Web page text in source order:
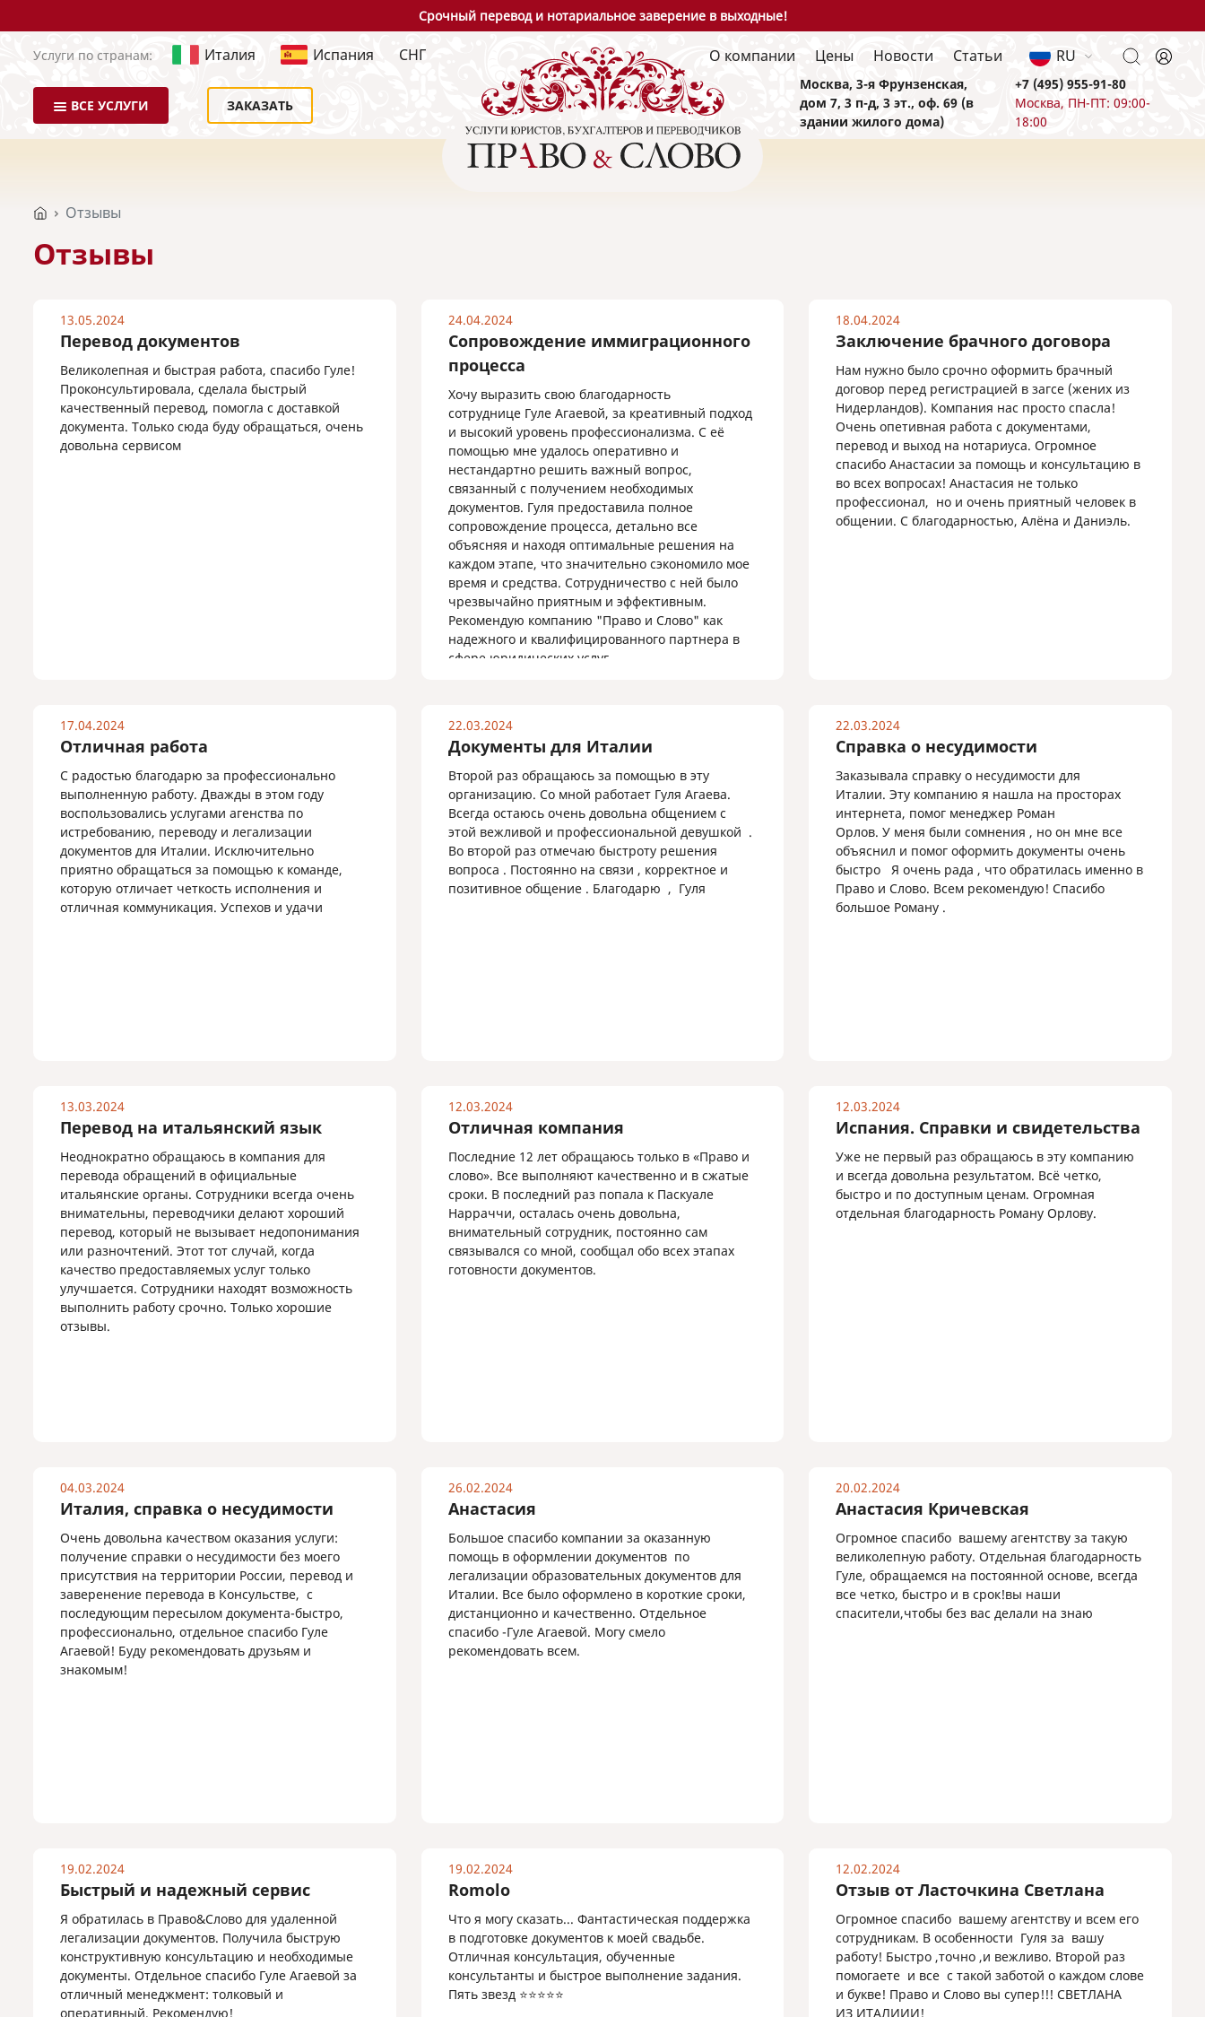
Срочный перевод и нотариальное заверение в выходные!
Услуги по странам: Италия Испания СНГ
ВСЕ УСЛУГИ ЗАКАЗАТЬ
О компании Цены Новости Статьи RU
Москва, 3-я Фрунзенская,
дом 7, 3 п-д, 3 эт., оф. 69 (в
здании жилого дома)
+7 (495) 955-91-80
Москва, ПН-ПТ: 09:00-
18:00
Отзывы
Отзывы
13.05.2024
Перевод документов
Великолепная и быстрая работа, спасибо Гуле!
Проконсультировала, сделала быстрый
качественный перевод, помогла с доставкой
документа. Только сюда буду обращаться, очень
довольна сервисом
24.04.2024
Сопровождение иммиграционного
процесса
Хочу выразить свою благодарность
сотруднице Гуле Агаевой, за креативный подход
и высокий уровень профессионализма. С её
помощью мне удалось оперативно и
нестандартно решить важный вопрос,
связанный с получением необходимых
документов. Гуля предоставила полное
сопровождение процесса, детально все
объясняя и находя оптимальные решения на
каждом этапе, что значительно сэкономило мое
время и средства. Сотрудничество с ней было
чрезвычайно приятным и эффективным.
Рекомендую компанию "Право и Слово" как
надежного и квалифицированного партнера в
сфере юридических услуг.
18.04.2024
Заключение брачного договора
Нам нужно было срочно оформить брачный
договор перед регистрацией в загсе (жених из
Нидерландов). Компания нас просто спасла!
Очень опетивная работа с документами,
перевод и выход на нотариуса. Огромное
спасибо Анастасии за помощь и консультацию в
во всех вопросах! Анастасия не только
профессионал, но и очень приятный человек в
общении. С благодарностью, Алёна и Даниэль.
17.04.2024
Отличная работа
С радостью благодарю за профессионально
выполненную работу. Дважды в этом году
воспользовались услугами агенства по
истребованию, переводу и легализации
документов для Италии. Исключительно
приятно обращаться за помощью к команде,
которую отличает четкость исполнения и
отличная коммуникация. Успехов и удачи
22.03.2024
Документы для Италии
Второй раз обращаюсь за помощью в эту
организацию. Со мной работает Гуля Агаева.
Всегда остаюсь очень довольна общением с
этой вежливой и профессиональной девушкой .
Во второй раз отмечаю быстроту решения
вопроса . Постоянно на связи , корректное и
позитивное общение . Благодарю , Гуля
22.03.2024
Справка о несудимости
Заказывала справку о несудимости для
Италии. Эту компанию я нашла на просторах
интернета, помог менеджер Роман
Орлов. У меня были сомнения , но он мне все
объяснил и помог оформить документы очень
быстро Я очень рада , что обратилась именно в
Право и Слово. Всем рекомендую! Спасибо
большое Роману .
13.03.2024
Перевод на итальянский язык
Неоднократно обращаюсь в компания для
перевода обращений в официальные
итальянские органы. Сотрудники всегда очень
внимательны, переводчики делают хороший
перевод, который не вызывает недопонимания
или разночтений. Этот тот случай, когда
качество предоставляемых услуг только
улучшается. Сотрудники находят возможность
выполнить работу срочно. Только хорошие
отзывы.
12.03.2024
Отличная компания
Последние 12 лет обращаюсь только в «Право и
слово». Все выполняют качественно и в сжатые
сроки. В последний раз попала к Паскуале
Нарраччи, осталась очень довольна,
внимательный сотрудник, постоянно сам
связывался со мной, сообщал обо всех этапах
готовности документов.
12.03.2024
Испания. Справки и свидетельства
Уже не первый раз обращаюсь в эту компанию
и всегда довольна результатом. Всё четко,
быстро и по доступным ценам. Огромная
отдельная благодарность Роману Орлову.
04.03.2024
Италия, справка о несудимости
Очень довольна качеством оказания услуги:
получение справки о несудимости без моего
присутствия на территории России, перевод и
заверенение перевода в Консульстве, с
последующим пересылом документа-быстро,
профессионально, отдельное спасибо Гуле
Агаевой! Буду рекомендовать друзьям и
знакомым!
26.02.2024
Анастасия
Большое спасибо компании за оказанную
помощь в оформлении документов по
легализации образовательных документов для
Италии. Все было оформлено в короткие сроки,
дистанционно и качественно. Отдельное
спасибо -Гуле Агаевой. Могу смело
рекомендовать всем.
20.02.2024
Анастасия Кричевская
Огромное спасибо вашему агентству за такую
великолепную работу. Отдельная благодарность
Гуле, обращаемся на постоянной основе, всегда
все четко, быстро и в срок!вы наши
спасители,чтобы без вас делали на знаю
19.02.2024
Быстрый и надежный сервис
Я обратилась в Право&Слово для удаленной
легализации документов. Получила быструю
конструктивную консультацию и необходимые
документы. Отдельное спасибо Гуле Агаевой за
отличный менеджмент: толковый и
оперативный. Рекомендую!
19.02.2024
Romolo
Что я могу сказать... Фантастическая поддержка
в подготовке документов к моей свадьбе.
Отличная консультация, обученные
консультанты и быстрое выполнение задания.
Пять звезд ⭐️⭐️⭐️⭐️⭐️
12.02.2024
Отзыв от Ласточкина Светлана
Огромное спасибо вашему агентству и всем его
сотрудникам. В особенности Гуля за вашу
работу! Быстро ,точно ,и вежливо. Второй раз
помогаете и все с такой заботой о каждом слове
и букве! Право и Слово вы супер!!! СВЕТЛАНА
ИЗ ИТАЛИИИ!